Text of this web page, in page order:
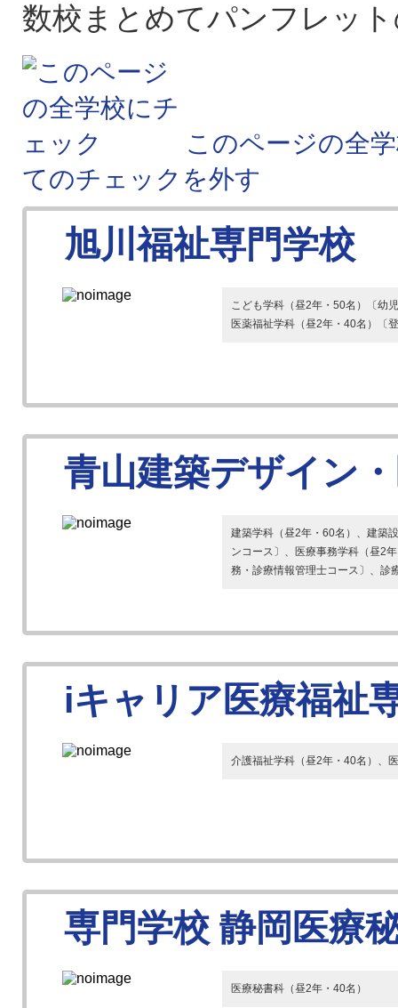
数校まとめてパンフレッ
このページの全
てのチェックを外す
旭川福祉専門学校
こども学科（昼2年・50名）〔幼
医薬福祉学科（昼2年・40名）〔
青山建築デザイン
建築学科（昼2年・60名）、建築
ンコース〕、医療事務学科（昼2
務・診療情報管理士コース〕、
iキャリア医療福祉
介護福祉学科（昼2年・40名）、
専門学校 静岡医療
医療秘書科（昼2年・40名）